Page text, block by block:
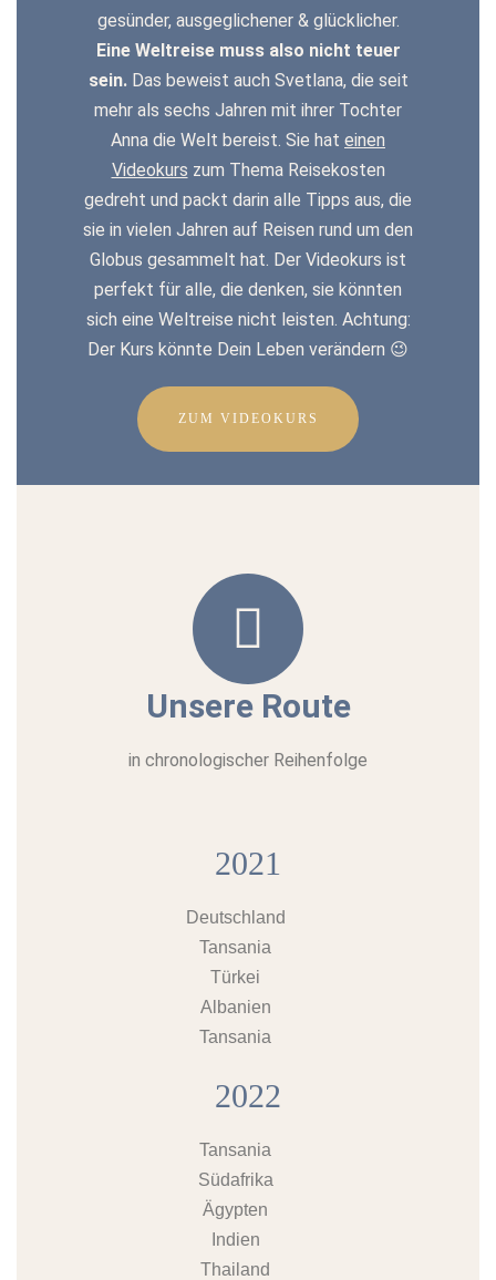
gesünder, ausgeglichener & glücklicher.
Eine Weltreise muss also nicht teuer
sein.Das beweist auch Svetlana, die seit
mehr als sechs Jahren mit ihrer Tochter
Anna die Welt bereist. Sie hat einen
Videokurs zum Thema Reisekosten
gedreht und packt darin alle Tipps aus, die
sie in vielen Jahren auf Reisen rund um den
Globus gesammelt hat. Der Videokurs ist
perfekt für alle, die denken, sie könnten
sich eine Weltreise nicht leisten. Achtung:
Der Kurs könnte Dein Leben verändern 😉
ZUM VIDEOKURS
Unsere Route
in chronologischer Reihenfolge
2021
Deutschland
Tansania
Türkei
Albanien
Tansania
2022
Tansania
Südafrika
Ägypten
Indien
Thailand